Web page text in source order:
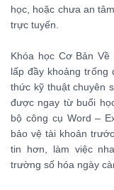
học, hoặc chưa an
trực tuyến.
Khóa học Cơ Bản
lấp đầy khoảng
thức kỹ thuật chuyên
được ngay từ buổi
bộ công cụ Word –
bảo vệ tài khoản
tin hơn, làm việc
trường số hóa ngày